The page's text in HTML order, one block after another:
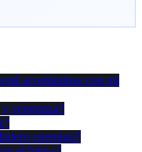
acostándose con mi
venganza?
enemigo?